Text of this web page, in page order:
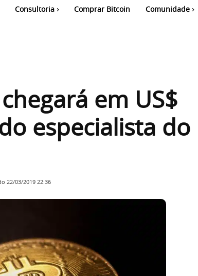
Consultoria Comprar Bitcoin Comunidade
em US$
especialista do
22/03/2019 22:36